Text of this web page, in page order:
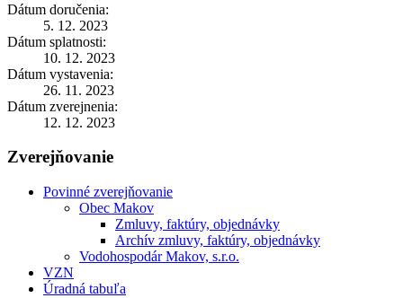
Dátum doručenia:
5. 12. 2023
Dátum splatnosti:
10. 12. 2023
Dátum vystavenia:
26. 11. 2023
Dátum zverejnenia:
12. 12. 2023
Zverejňovanie
Povinné zverejňovanie
Obec Makov
Zmluvy, faktúry, objednávky
Archív zmluvy, faktúry, objednávky
Vodohospodár Makov, s.r.o.
VZN
Úradná tabuľa